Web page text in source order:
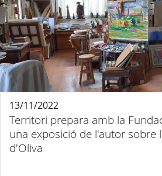
Territori prepara amb la
una exposició de l'autor sobre
d'Oliva
13/11/2022